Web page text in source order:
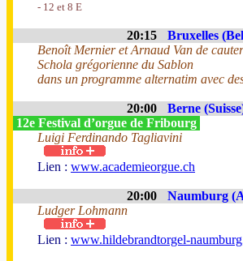
- 12 et 8 E
20:15 Bruxelles
Benoît Mernier et Arnaud Van de
Schola grégorienne du Sablon
dans un programme alternatim avec
20:00 Berne
12e Festival d’orgue de Fribourg
Luigi Ferdinando Tagliavini
Lien : www.academieorgue.ch
20:00 Naumburg
Ludger Lohmann
Lien : www.hildebrandtorgel-